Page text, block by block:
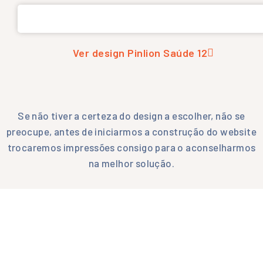
Ver design Pinlion Saúde 12
Se não tiver a certeza do design a escolher, não se
preocupe, antes de iniciarmos a construção do website
trocaremos impressões consigo para o aconselharmos
na melhor solução.